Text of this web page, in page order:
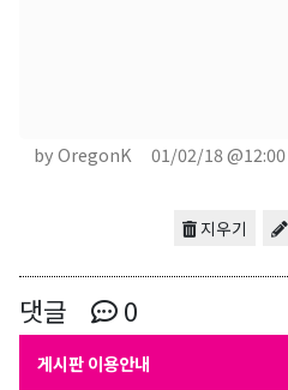
by OregonK 01/02/18
지우기
댓글 0
게시판 이용안내